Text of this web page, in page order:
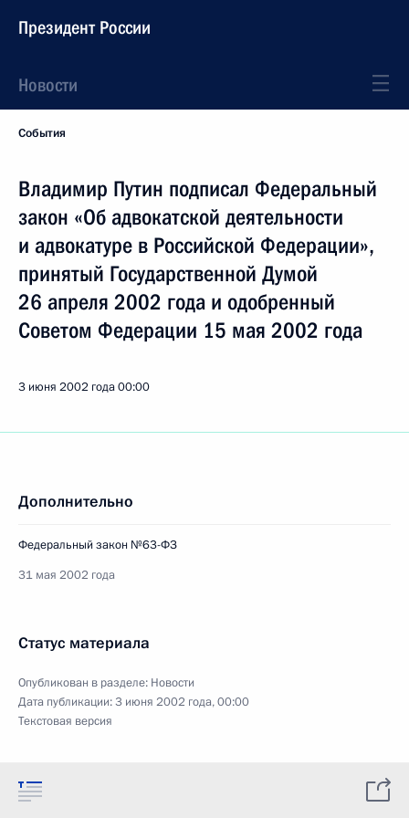
Президент России
Новости
События
Владимир Путин подписал Федеральный
закон «Об адвокатской деятельности
и адвокатуре в Российской Федерации»,
принятый Государственной Думой
26 апреля 2002 года и одобренный
Советом Федерации 15 мая 2002 года
3 июня 2002 года00:00
Дополнительно
Федеральный закон №63-ФЗ
31 мая 2002 года
Статус материала
Опубликован в разделе: Новости
Дата публикации:3 июня 2002 года, 00:00
Текстовая версия